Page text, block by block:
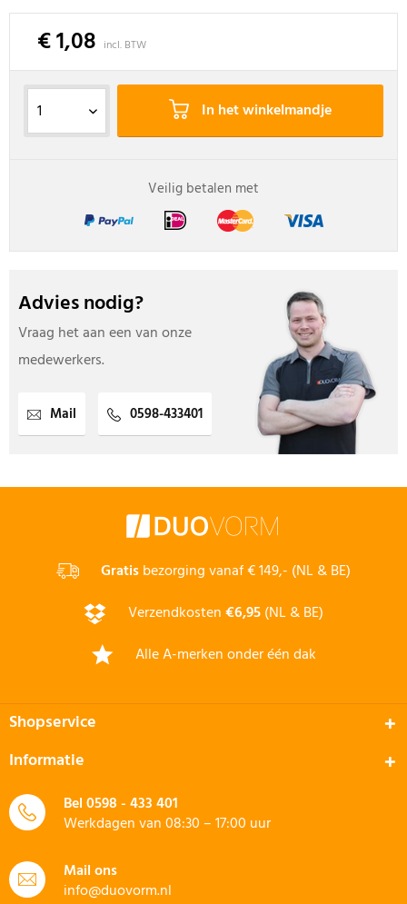
€ 1,08 incl. BTW
In het winkelmandje
Veilig betalen met
Advies nodig?
Vraag het aan een van onze
medewerkers.
Mail 0598-433401
Gratisbezorging vanaf € 149,- (NL & BE)
Verzendkosten€6,95(NL & BE)
Alle A-merken onder één dak
Shopservice
Informatie
Bel0598 - 433 401
Werkdagen van 08:30 – 17:00 uur
Mail ons
info@duovorm.nl